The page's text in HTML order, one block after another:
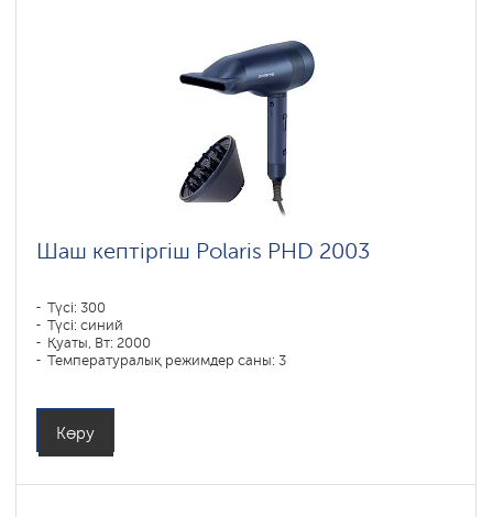
Шаш кептіргіш Polaris PHD 2003
Түсі: 300
Түсі: синий
Қуаты, Вт: 2000
Температуралық режимдер саны: 3
Көру